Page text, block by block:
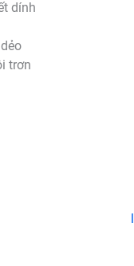
dính
trơn